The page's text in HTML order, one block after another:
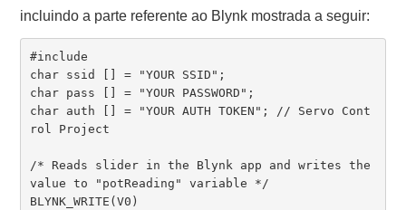
incluindo a parte referente ao Blynk mostrada a seguir:
#include
char ssid [] = "YOUR SSID";
char pass [] = "YOUR PASSWORD";
char auth [] = "YOUR AUTH TOKEN"; // Servo Cont
rol Project
/* Reads slider in the Blynk app and writes the
value to "potReading" variable */
BLYNK_WRITE(V0)